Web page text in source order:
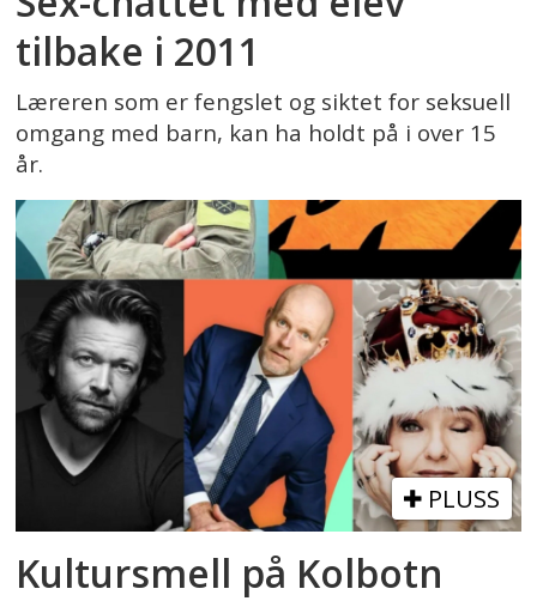
tilbake i 2011
Læreren som er fengslet og siktet for seksuell
omgang med barn, kan ha holdt på i over 15
år.
PLUSS
Kultursmell på Kolbotn